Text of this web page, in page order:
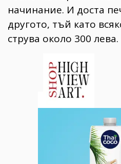
начинание. И доста
другото, тъй като
струва около 300 лева.